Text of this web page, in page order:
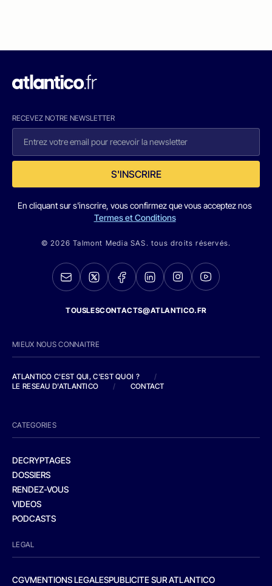
RECEVEZ NOTRE NEWSLETTER
S'INSCRIRE
En cliquant sur s'inscrire, vous confirmez que vous acceptez nos
Termes et Conditions
© 2026 Talmont Media SAS. tous droits réservés.
TOUSLESCONTACTS@ATLANTICO.FR
MIEUX NOUS CONNAITRE
ATLANTICO C'EST QUI, C'EST QUOI ?
/
LE RESEAU D'ATLANTICO
/ CONTACT
CATEGORIES
DECRYPTAGES
DOSSIERS
RENDEZ-VOUS
VIDEOS
PODCASTS
LEGAL
CGVMENTIONS LEGALESPUBLICITE SUR ATLANTICO